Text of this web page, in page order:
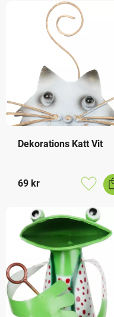
Dekorations Katt Vit
69 kr
Lägg